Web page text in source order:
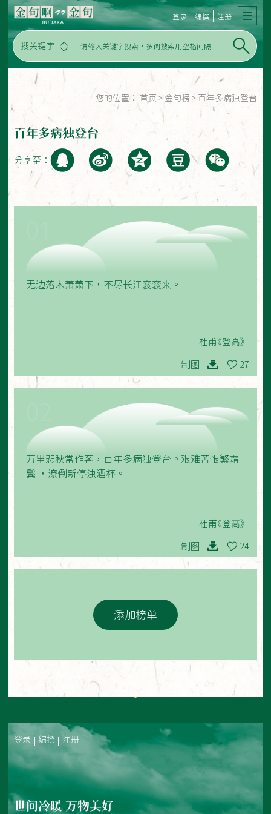
搜关键字
登录 编撰 注册
您的位置： 首页 > 金句榜 > 百年多病独登台
百年多病独登台
分享至：
无边落木萧萧下，不尽长江衮衮来。
杜甫《登高》
制图 27
万里悲秋常作客，百年多病独登台。艰难苦恨繁霜
鬓 ，潦倒新停浊酒杯。
杜甫《登高》
制图 24
添加榜单
登录 编撰 注册
世间冷暖 万物美好